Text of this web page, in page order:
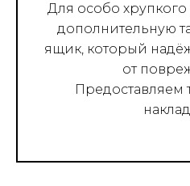
Для особо хрупкого
дополнительную
ящик, который
от
Предоставляем